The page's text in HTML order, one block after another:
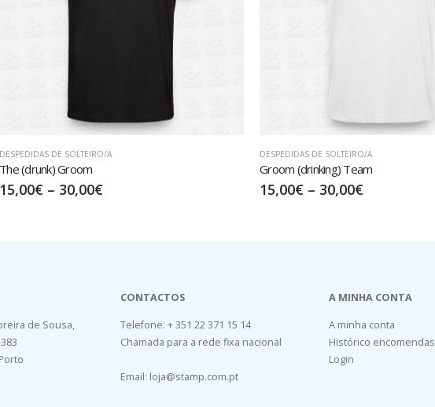
DESPEDIDAS DE SOLTEIRO/A
The (drunk) Groom
15,00€ – 30,00€
DESPEDIDAS DE SOLTEIRO/A
Groom (drinking) Team
15,00€ – 30,00€
de Sousa,
CONTACTOS
Telefone: + 351 22 371 15 14
Chamada para a rede fixa nacional
Email: loja@stamp.com.pt
A MINHA CONTA
A minha conta
Histórico encomendas
Login